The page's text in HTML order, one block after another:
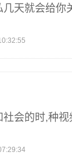
天就会给你
会的时,种视